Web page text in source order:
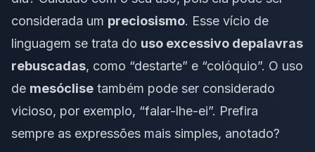
considerada um preciosismo. Esse vício de
linguagem se trata do uso excessivo depalavras
rebuscadas, como “destarte” e “colóquio”. O uso
de mesóclise também pode ser considerado
vicioso, por exemplo, “falar-lhe-ei”. Prefira
sempre as expressões mais simples, anotado?